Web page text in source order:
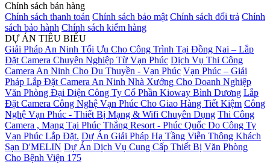
Chính sách bán hàng
Chính sách thanh toán Chính sách bảo mật Chính sách đổi trả Chính
sách bảo hành Chính sách kiểm hàng
DỰ ÁN TIÊU BIỂU
Giải Pháp An Ninh Tối Ưu Cho Công Trình Tại Đồng Nai – Lắp
Đặt Camera Chuyên Nghiệp Từ Vạn Phúc Dịch Vụ Thi Công
Camera An Ninh Cho Du Thuyền - Vạn Phúc Vạn Phúc – Giải
Pháp Lắp Đặt Camera An Ninh Nhà Xưởng Cho Doanh Nghiệp
Văn Phòng Đại Diện Công Ty Cổ Phần Kioway Bình Dương Lắp
Đặt Camera Công Nghệ Vạn Phúc Cho Giao Hàng Tiết Kiệm Công
Nghệ Vạn Phúc - Thiết Bị Mạng & Wifi Chuyên Dụng Thi Công
Camera , Mạng Tại Phúc Thắng Resort - Phúc Quốc Do Công Ty
Vạn Phúc Lắp Đặt. Dự Án Giải Pháp Hạ Tầng Viễn Thông Khách
Sạn D'MELIN Dự Án Dịch Vụ Cung Cấp Thiết Bị Văn Phòng
Cho Bệnh Viện 175